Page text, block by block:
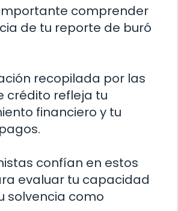
comprender
de tu reporte de buró
recopilada por las
crédito refleja tu
financiero y tu
confían en estos
evaluar tu capacidad
solvencia como